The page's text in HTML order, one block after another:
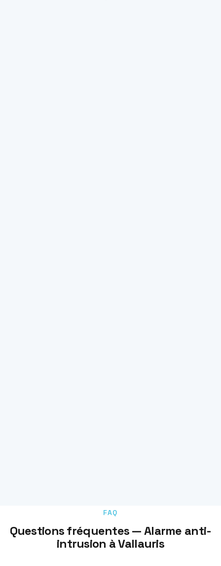
FAQ
Questions fréquentes — Alarme anti-
intrusion à Vallauris